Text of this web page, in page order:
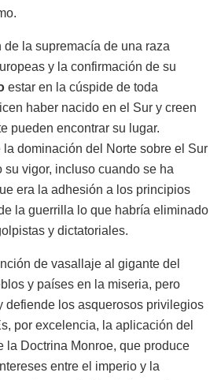
la supremacía de una raza
y la confirmación de su
estar en la cúspide de toda
haber nacido en el Sur y creen
pueden encontrar su lugar.
dominación del Norte sobre el Sur
vigor, incluso cuando se ha
era la adhesión a los principios
la guerrilla lo que habría eliminado
y dictatoriales.
de vasallaje al gigante del
y países en la miseria, pero
defiende los asquerosos privilegios
por excelencia, la aplicación del
la Doctrina Monroe, que produce
entre el imperio y la